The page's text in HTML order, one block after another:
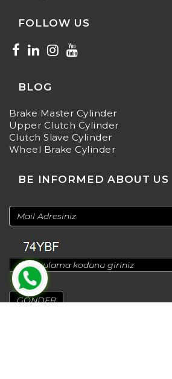
FOLLOW US
BLOG
Brake Master Cylinder
Upper Clutch Cylinder
Clutch Slave Cylinder
Wheel Brake Cylinder
BE INFORMED ABOUT US